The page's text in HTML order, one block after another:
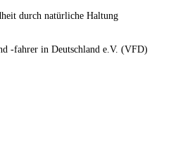
durch natürliche Haltung
-fahrer in Deutschland e.V. (VFD)